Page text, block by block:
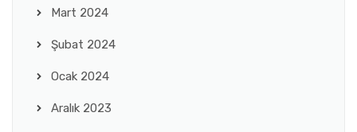
Mart 2024
Şubat 2024
Ocak 2024
Aralık 2023